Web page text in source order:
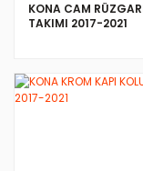
KONA CAM
TAKIMI 2017-2021